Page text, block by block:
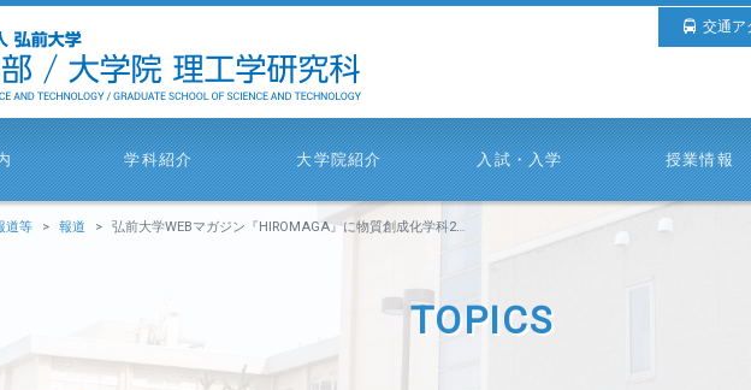
交通ア
学科紹介 大学院紹介 入試・入学 授業情報
道等 報道 弘前大学WEBマガジン『HIROMAGA』に物質創成化学科2年 川原 優輝さんのインタビューが掲載されました。
TOPICS